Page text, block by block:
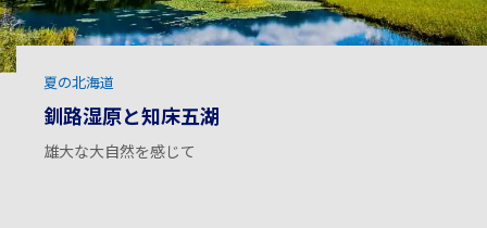
夏の北海道
釧路湿原と知床五湖
雄大な大自然を感じて